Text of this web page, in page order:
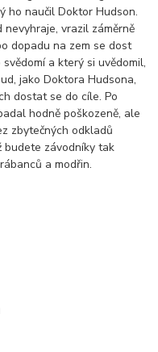
ho naučil Doktor Hudson.
nevyhraje, vrazil záměrně
dopadu na zem se dost
a který si uvědomil,
jako Doktora Hudsona,
dostat se do cíle. Po
hodně poškozeně, ale
zbytečných odkladů
budete závodníky tak
a modřin.